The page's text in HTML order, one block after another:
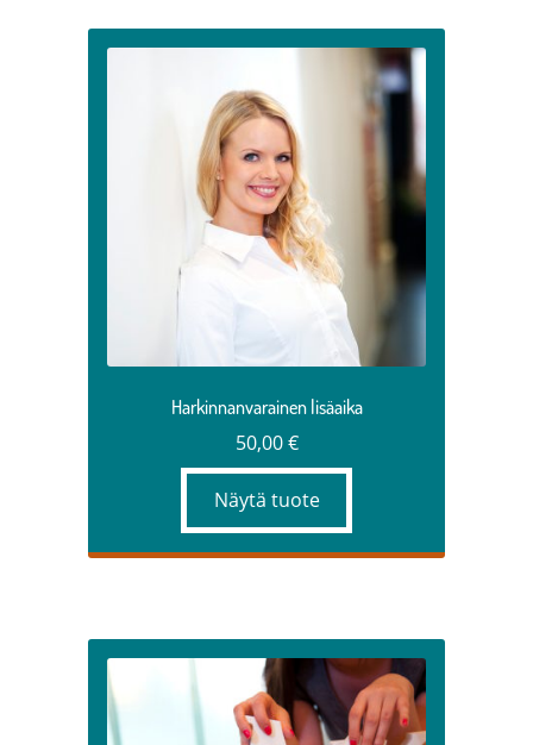
Harkinnanvarainen lisäaika
50,00€
Näytä tuote
Tällä
tuotteella
on